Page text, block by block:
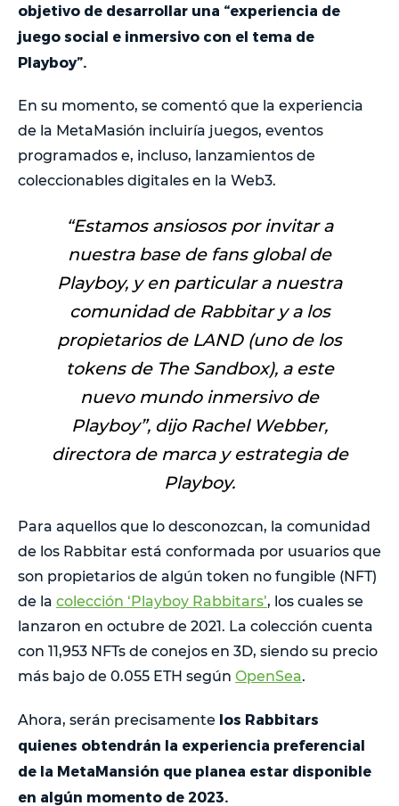
objetivo de desarrollar una “experiencia de
juego social e inmersivo con el tema de
Playboy”.
En su momento, se comentó que la experiencia
de la MetaMasión incluiría juegos, eventos
programados e, incluso, lanzamientos de
coleccionables digitales en la Web3.
“Estamos ansiosos por invitar a
nuestra base de fans global de
Playboy, y en particular a nuestra
comunidad de Rabbitar y a los
propietarios de LAND (uno de los
tokens de The Sandbox), a este
nuevo mundo inmersivo de
Playboy”, dijo Rachel Webber,
directora de marca y estrategia de
Playboy.
Para aquellos que lo desconozcan, la comunidad
de los Rabbitar está conformada por usuarios que
son propietarios de algún token no fungible (NFT)
de la colección ‘Playboy Rabbitars’, los cuales se
lanzaron en octubre de 2021. La colección cuenta
con 11,953 NFTs de conejos en 3D, siendo su precio
más bajo de 0.055 ETH según OpenSea.
Ahora, serán precisamente los Rabbitars
quienes obtendrán la experiencia preferencial
de la MetaMansión que planea estar disponible
en algún momento de 2023.